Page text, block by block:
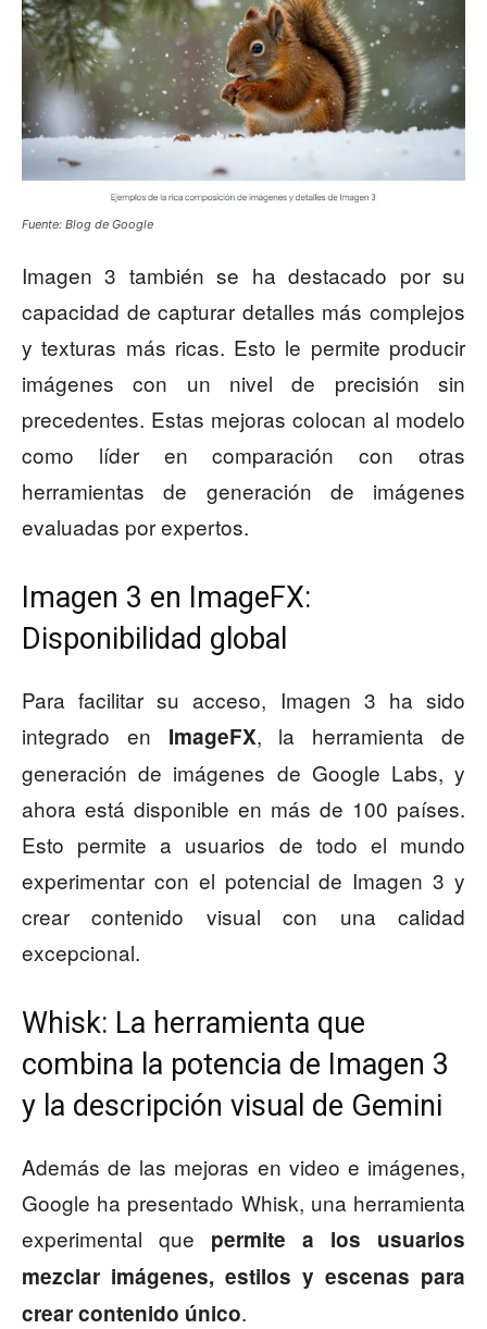
Fuente: Blog de Google
Imagen 3 también se ha destacado por su
capacidad de capturar detalles más complejos
y texturas más ricas. Esto le permite producir
imágenes con un nivel de precisión sin
precedentes. Estas mejoras colocan al modelo
como líder en comparación con otras
herramientas de generación de imágenes
evaluadas por expertos.
Imagen 3 en ImageFX:
Disponibilidad global
Para facilitar su acceso, Imagen 3 ha sido
integrado en ImageFX, la herramienta de
generación de imágenes de Google Labs, y
ahora está disponible en más de 100 países.
Esto permite a usuarios de todo el mundo
experimentar con el potencial de Imagen 3 y
crear contenido visual con una calidad
excepcional.
Whisk: La herramienta que
combina la potencia de Imagen 3
y la descripción visual de Gemini
Además de las mejoras en video e imágenes,
Google ha presentado Whisk, una herramienta
experimental que permite a los usuarios
mezclar imágenes, estilos y escenas para
crear contenido único.